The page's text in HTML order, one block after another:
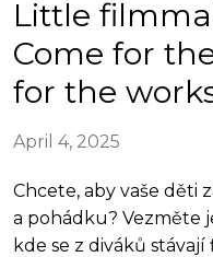
Little
Come for
for the
April 4, 2025
Chcete, aby vaše děti
a pohádku? Vezměte
kde se z diváků